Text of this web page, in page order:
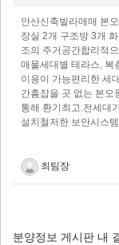
안산신축빌라매매 본
장실 2개 구조방 3개
조의 주거공간합리적
매물세대별 테라스, 복
이용이 가능편리한 세
간흠잡을 곳 없는 본
통해 환기최고.전세대
설치철저한 보안시스
최팀장
분양정보 게시판 내